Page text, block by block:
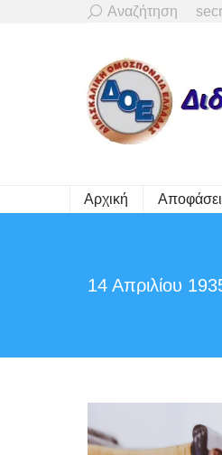
Search:
Αναζήτηση
Αρχική
14 Απριλίου